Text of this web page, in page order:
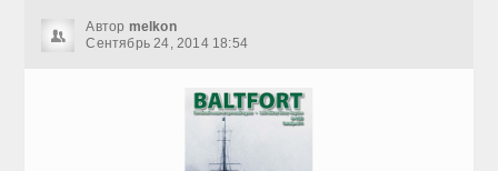
Автор melkon
Сентябрь 24, 2014 18:54